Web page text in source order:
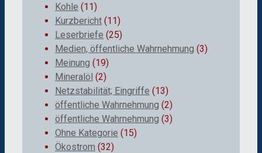
Kohle (11)
Kurzbericht (11)
Leserbriefe (25)
Medien, öffentliche Wahrnehmung (3)
Meinung (19)
Mineralöl (2)
Netzstabilität; Eingriffe (13)
öffentliche Wahrnehmung (2)
öffentliche Wahrnehmung (3)
Ohne Kategorie (15)
Ökostrom (32)